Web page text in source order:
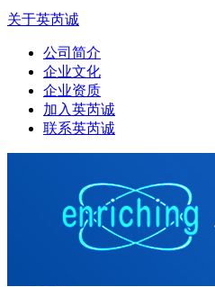
关于英芮诚
公司简介
企业文化
企业资质
加入英芮诚
联系英芮诚